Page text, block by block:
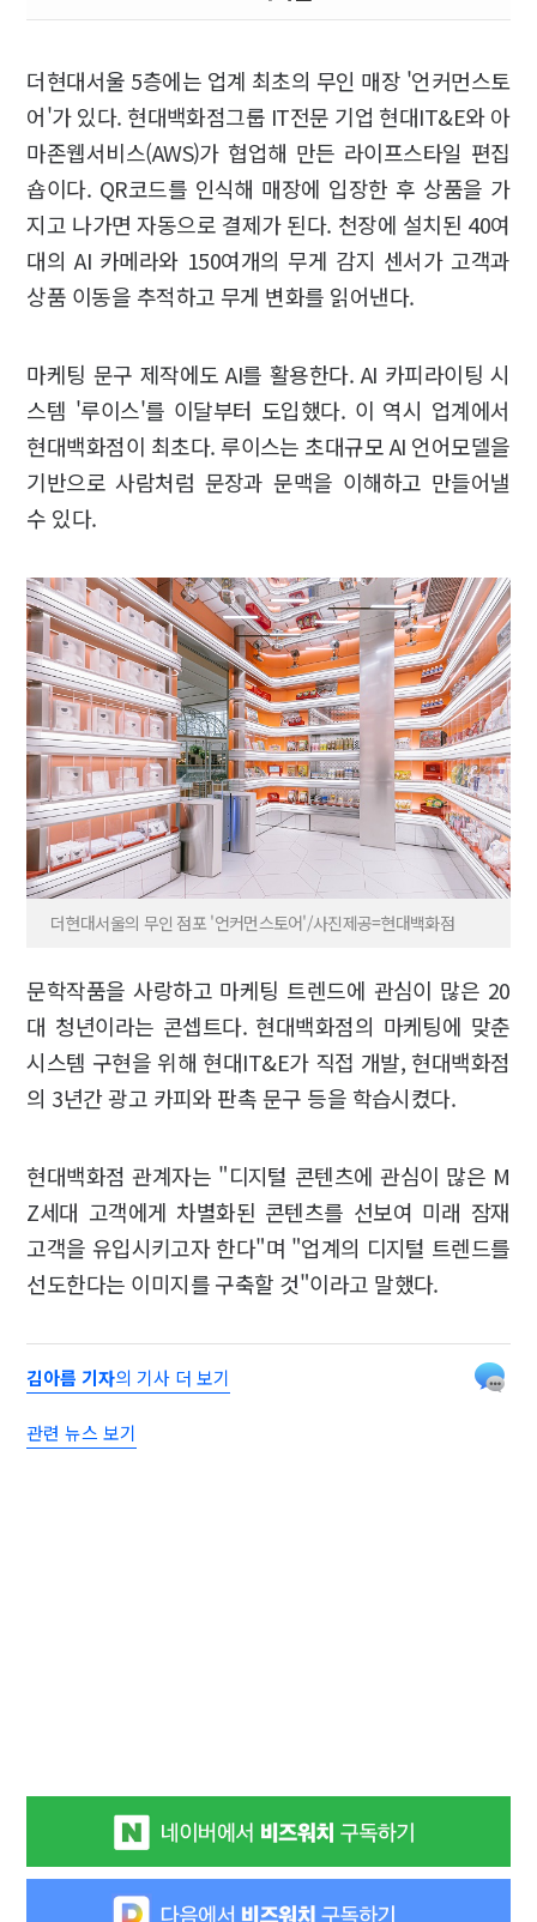
더현대서울 5층에는 업계 최초의 무인 매장 '언커먼스토
어'가 있다. 현대백화점그룹 IT전문 기업 현대IT&E와 아
마존웹서비스(AWS)가 협업해 만든 라이프스타일 편집
숍이다. QR코드를 인식해 매장에 입장한 후 상품을 가
지고 나가면 자동으로 결제가 된다. 천장에 설치된 40여
대의 AI 카메라와 150여개의 무게 감지 센서가 고객과
상품 이동을 추적하고 무게 변화를 읽어낸다.
마케팅 문구 제작에도 AI를 활용한다. AI 카피라이팅 시
스템 '루이스'를 이달부터 도입했다. 이 역시 업계에서
현대백화점이 최초다. 루이스는 초대규모 AI 언어모델을
기반으로 사람처럼 문장과 문맥을 이해하고 만들어낼
수 있다.
더현대서울의 무인 점포 '언커먼스토어'/사진제공=현대백화점
문학작품을 사랑하고 마케팅 트렌드에 관심이 많은 20
대 청년이라는 콘셉트다. 현대백화점의 마케팅에 맞춘
시스템 구현을 위해 현대IT&E가 직접 개발, 현대백화점
의 3년간 광고 카피와 판촉 문구 등을 학습시켰다.
현대백화점 관계자는 "디지털 콘텐츠에 관심이 많은 M
Z세대 고객에게 차별화된 콘텐츠를 선보여 미래 잠재
고객을 유입시키고자 한다"며 "업계의 디지털 트렌드를
선도한다는 이미지를 구축할 것"이라고 말했다.
김아름 기자의 기사 더 보기
관련 뉴스 보기